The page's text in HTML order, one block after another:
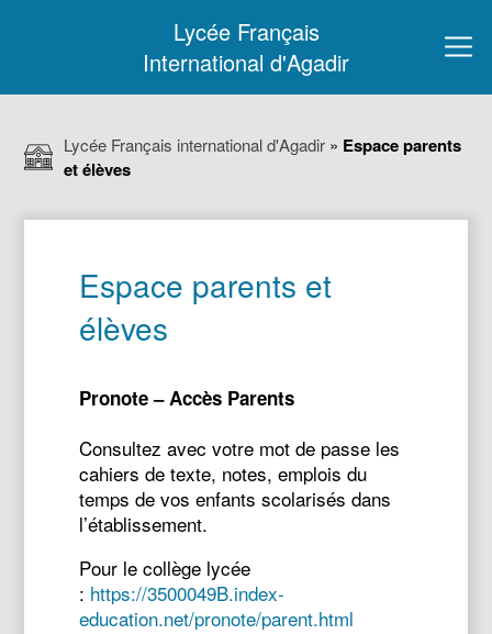
Lycée Français
International d'Agadir
Lycée Français international d'Agadir » Espace parents
et élèves
Espace parents et
élèves
Pronote – Accès Parents
Consultez avec votre mot de passe les
cahiers de texte, notes, emplois du
temps de vos enfants scolarisés dans
l’établissement.
Pour le collège lycée
: https://3500049B.index-
education.net/pronote/parent.html